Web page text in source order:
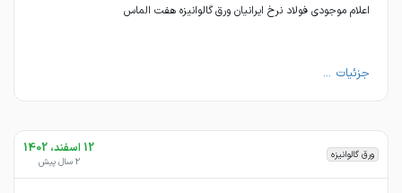
اعلام موجودی فولاد نرخ ایرانیان ورق گالوانیزه هفت الماس
جزئیات ...
ورق گالوانیزه 12 اسفند، 1402
2 سال پیش